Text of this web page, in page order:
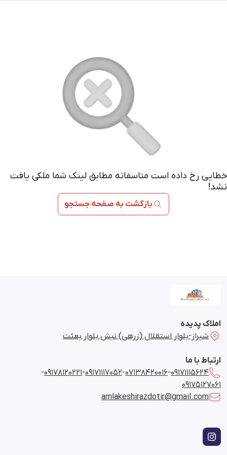
خطایی رخ داده است متاسفانه مطابق لینک شما ملکی یافت
نشد!
بازگشت به صفحه جستجو
املاک پدیده
شیراز-بلوار استقلال (زرهی) نبش بلوار بعثت
ارتباط با ما
09171115624
-
07138420016
-
09171117052
-
09178120221
-
09175127061
amlakeshirazdotir@gmail.com